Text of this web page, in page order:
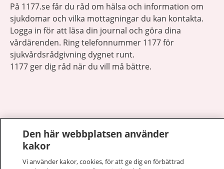
På 1177.se får du råd om hälsa och information om
sjukdomar och vilka mottagningar du kan kontakta.
Logga in för att läsa din journal och göra dina
vårdärenden. Ring telefonnummer 1177 för
sjukvårdsrådgivning dygnet runt.
1177 ger dig råd när du vill må bättre.
1177 på flera språk
Om 1177
Den här webbplatsen använder
kakor
Vi använder kakor, cookies, för att ge dig en förbättrad